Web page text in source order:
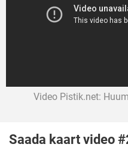
Video Pistik.net:
Saada kaart video